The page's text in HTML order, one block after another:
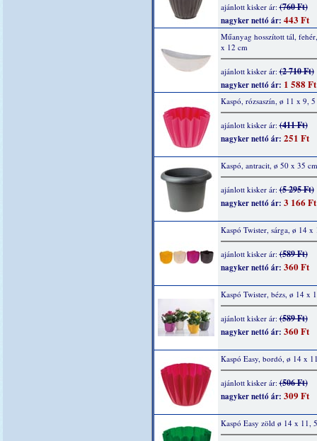
ajánlott kisker ár:(760 Ft)
nagyker nettó ár: 443 Ft
Műanyag hosszított tál,
x 12 cm
ajánlott kisker ár:(2 710 Ft)
nagyker nettó ár: 1 588 Ft
Kaspó, rózsaszín, ø 11 x 9,
ajánlott kisker ár:(411 Ft)
nagyker nettó ár: 251 Ft
Kaspó, antracit, ø 50 x 35 cm
ajánlott kisker ár:(5 295 Ft)
nagyker nettó ár: 3 166 Ft
Kaspó Twister, sárga, ø 14 x
ajánlott kisker ár:(589 Ft)
nagyker nettó ár: 360 Ft
Kaspó Twister, bézs, ø 14 x
ajánlott kisker ár:(589 Ft)
nagyker nettó ár: 360 Ft
Kaspó Easy, bordó, ø 14 x
ajánlott kisker ár:(506 Ft)
nagyker nettó ár: 309 Ft
Kaspó Easy zöld ø 14 x 11,